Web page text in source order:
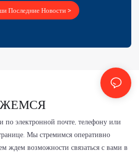
Последние Новости >
по электронной почте, телефону или
Мы стремимся оперативно
ждем возможности связаться с вами в